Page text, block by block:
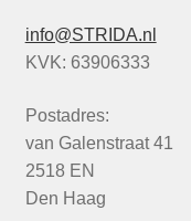
info@STRIDA.nl
KVK: 63906333
Postadres:
van Galenstraat 41
2518 EN
Den Haag